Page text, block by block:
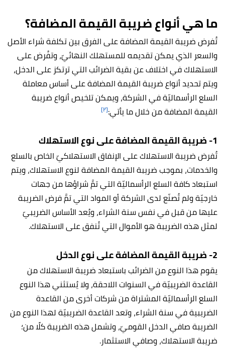
ما هي أنواع ضريبة القيمة المضافة؟
تُفرض ضريبة القيمة المضافة على الفرق بين تكلفة شراء الأصل
والسعر الذي يمكن تقديمه للمستهلك النهائيّ، وتفُرض على
الاستهلاك في اختلاف عن بقية الضرائب التي ترتكز على الدخل،
ويتم تحديد أنواع ضريبة القيمة المضافة على أساس معاملة
السلع الرأسماليّة في الشركة، ويمكن تلخيص أنواع ضريبة
القيمة المضافة من خلال ما يأتي:[٢]
1- ضريبة القيمة المضافة على نوع الاستهلاك
تُفرض ضريبة الاستهلاك على الإنفاق الاستهلاكيّ الخاص بالسلع
والخدمات، بموجب ضريبة القيمة المضافة لنوع الاستهلاك، ويتم
استبعاد كافة السلع الرأسماليّة التي تمَّ شراؤها من جهات
خارجيّة ولم تُصنّع لدى الشركة أو المواد التي تمَّ فرض الضريبة
عليها من قبل في نفس سنة الشراء، ويُعد الأساس الضريبيّ
لمثل هذه الضريبة هو الأموال التي تُنفق على الاستهلاك.
2- ضريبة القيمة المضافة على نوع الدخل
يقوم هذا النوع من الضرائب باستبعاد ضريبة الاستهلاك من
القاعدة الضريبيّة في السنوات اللاحقة، ولا يُستثني هذا النوع
السلع الرأسماليّة المشتراة من شركات أخرى من القاعدة
الضريبية في سنة الشراء، وتعد القاعدة الضريبيّة لهذا النوع من
الضريبة صافي الدخل القوميّ، وتشمل هذه الضريبة كلًا من؛
ضريبة الاستهلاك، وصافي الاستثمار.